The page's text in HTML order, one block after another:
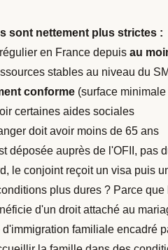
sont nettement plus strictes :
en France depuis au
stables au niveau du
conforme (surface
certaines aides sociales
doit avoir moins de 65 ans
déposée auprès de l'OFII, pas
le conjoint reçoit un visa puis
plus dures ? Parce
d'un droit attaché au
familiale encadré